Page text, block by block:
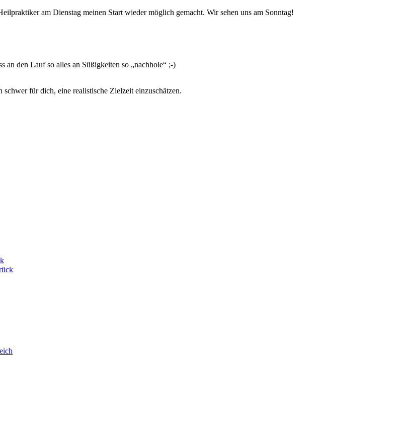
am Dienstag meinen Start wieder möglich gemacht. Wir sehen uns am Sonntag!
an den Lauf so alles an Süßigkeiten so „nachhole“ ;-)
für dich, eine realistische Zielzeit einzuschätzen.